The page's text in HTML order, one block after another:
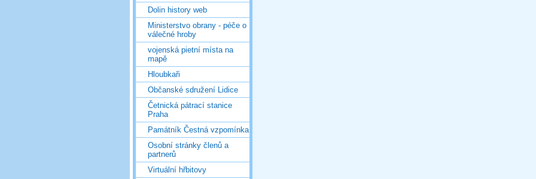
Dolin history web
Ministerstvo obrany - péče o
válečné hroby
vojenská pietní místa na
mapě
Hloubkaři
Občanské sdružení Lidice
Četnická pátrací stanice
Praha
Památník Čestná vzpomínka
Osobní stránky členů a
partnerů
Virtuální hřbitovy